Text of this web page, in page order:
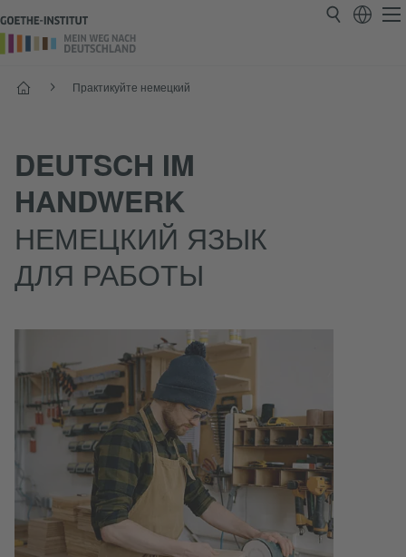
Старт Практикуйте немецкий
DEUTSCH IM
HANDWERK
НЕМЕЦКИЙ ЯЗЫК
ДЛЯ РАБОТЫ